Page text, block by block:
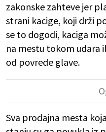
zakonske zahteve jer
strani kacige, koji drži
se to dogodi, kaciga
na mestu tokom udara
od povrede glave.
Sva prodajna mesta